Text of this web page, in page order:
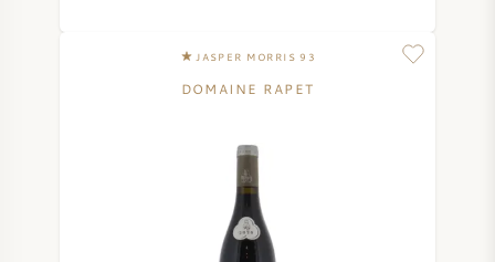
JASPER MORRIS 93
DOMAINE RAPET